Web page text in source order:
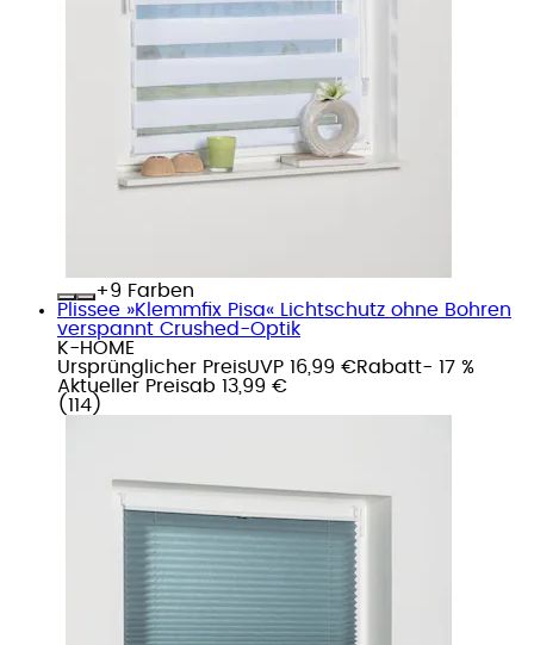
+
Farben
Plissee »Klemmfix Pisa« Lichtschutz ohne Bohren
verspannt Crushed-Optik
K-HOME
Ursprünglicher PreisUVP 16,99 €Rabatt- 17 %
Aktueller Preisab 13,99 €
( 114 )